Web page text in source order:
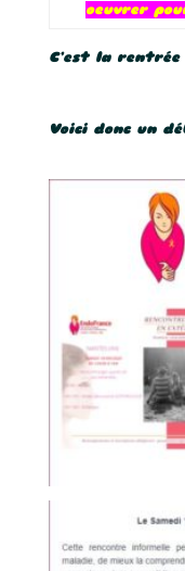
oeuvrer
C’est la rentrée
Voici donc